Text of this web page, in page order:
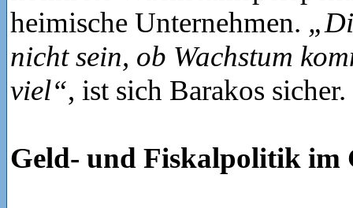
heimische Unternehmen.
nicht sein, ob Wachstum
viel“, ist sich Barakos sicher.
Geld- und Fiskalpolitik im